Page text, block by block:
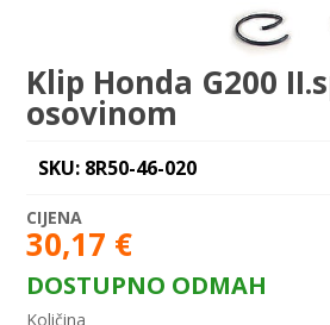
Klip Honda G200
osovinom
SKU: 8R50-46-020
30,17 €
DOSTUPNO ODMAH